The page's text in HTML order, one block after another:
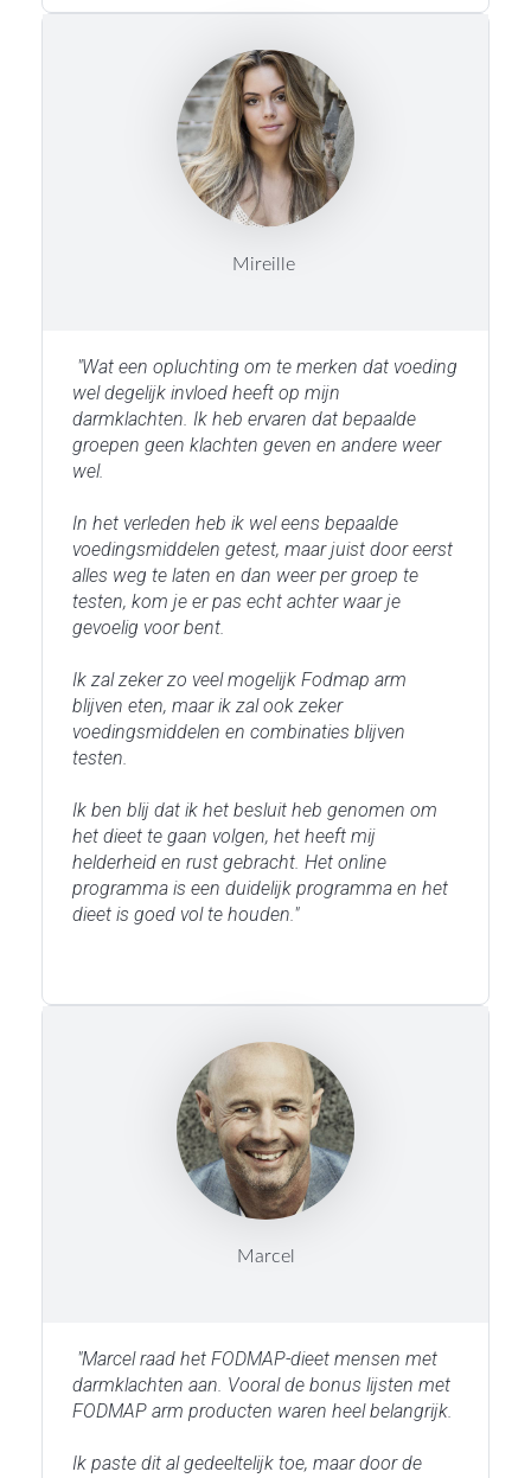
Mireille
"Wat een opluchting om te merken dat voeding
wel degelijk invloed heeft op mijn
darmklachten. Ik heb ervaren dat bepaalde
groepen geen klachten geven en andere weer
wel.
In het verleden heb ik wel eens bepaalde
voedingsmiddelen getest, maar juist door eerst
alles weg te laten en dan weer per groep te
testen, kom je er pas echt achter waar je
gevoelig voor bent.
Ik zal zeker zo veel mogelijk Fodmap arm
blijven eten, maar ik zal ook zeker
voedingsmiddelen en combinaties blijven
testen.
Ik ben blij dat ik het besluit heb genomen om
het dieet te gaan volgen, het heeft mij
helderheid en rust gebracht. Het online
programma is een duidelijk programma en het
dieet is goed vol te houden."
Marcel
"Marcel raad het FODMAP-dieet mensen met
darmklachten aan. Vooral de bonus lijsten met
FODMAP arm producten waren heel belangrijk.
Ik paste dit al gedeeltelijk toe, maar door de